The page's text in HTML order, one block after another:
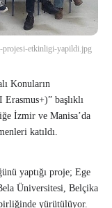
projesi-etkinligi-yapildi.jpg
Konuların
başlıklı
İzmir ve Manisa’da
katıldı.
yaptığı proje; Ege
Üniversitesi, Belçika
yürütülüyor.